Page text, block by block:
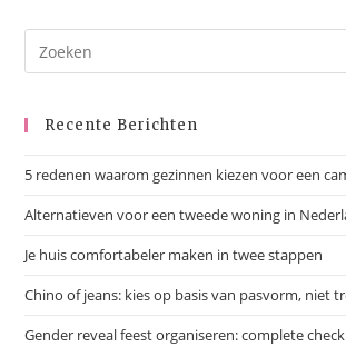
Recente Berichten
5 redenen waarom gezinnen kiezen voor een
Alternatieven voor een tweede woning in
Je huis comfortabeler maken in twee stappen
Chino of jeans: kies op basis van pasvorm, niet
Gender reveal feest organiseren: complete